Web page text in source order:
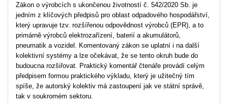
Zákon o výrobcích s ukončenou životností č. 542/2020 Sb. je
jedním z klíčových předpisů pro oblast odpadového hospodářství,
který upravuje tzv. rozšířenou odpovědnost výrobců (EPR), a to
primárně výrobců elektrozařízení, baterií a akumulátorů,
pneumatik a vozidel. Komentovaný zákon se uplatní i na další
kolektivní systémy a lze očekávat, že se tento okruh bude do
budoucna rozšiřovat. Praktický komentář čtenáře provádí celým
předpisem formou praktického výkladu, který je užitečný tím
spíše, že autorský kolektiv má zastoupení jak ve státní správě,
tak v soukromém sektoru.